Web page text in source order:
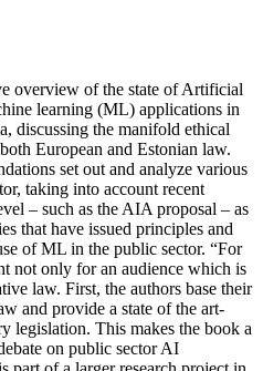
overview of the state of Artificial
learning (ML) applications in
discussing the manifold ethical
European and Estonian law.
set out and analyze various
taking into account recent
– such as the AIA proposal – as
that have issued principles and
of ML in the public sector. “For
not only for an audience which is
law. First, the authors base their
and provide a state of the art-
legislation. This makes the book a
on public sector AI